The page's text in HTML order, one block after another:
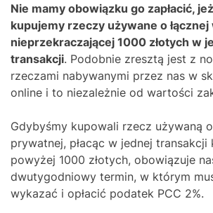
Nie mamy obowiązku go zapłacić,
kupujemy rzeczy używane o
nieprzekraczającej 1000 złotych w
transakcji. Podobnie zresztą jest z
rzeczami nabywanymi przez nas w
online i to niezależnie od wartości
Gdybyśmy kupowali rzecz używaną
prywatnej, płacąc w jednej transakcji
powyżej 1000 złotych, obowiązuje
dwutygodniowy termin, w którym
wykazać i opłacić podatek PCC 2%.